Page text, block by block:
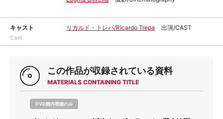
キャスト
Cast
リカルド・トレパ/Ricardo Trepa 出演/CAST
この作品が収録されている資料
MATERIALS CONTAINING TITLE
DVD館内視聴のみ